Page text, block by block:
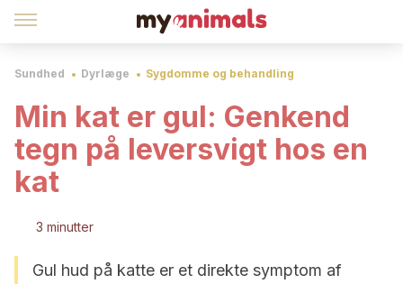
Sundhed Dyrlæge Sygdomme og behandling
Min kat er gul: Genkend
tegn på leversvigt hos en
kat
3 minutter
Gul hud på katte er et direkte symptom af